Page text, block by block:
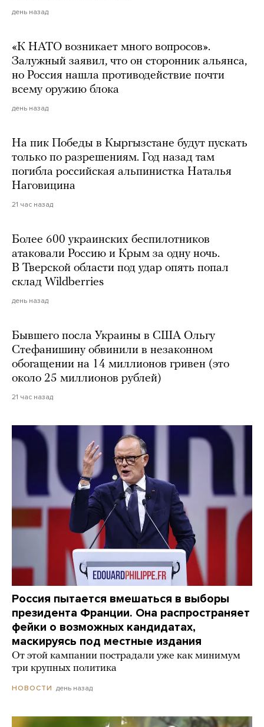
день назад
«К НАТО возникает много вопросов».
Залужный заявил, что он сторонник альянса,
но Россия нашла противодействие почти
всему оружию блока
день назад
На пик Победы в Кыргызстане будут пускать
только по разрешениям. Год назад там
погибла российская альпинистка Наталья
Наговицина
21 час назад
Более 600 украинских беспилотников
атаковали Россию и Крым за одну ночь.
В Тверской области под удар опять попал
склад Wildberries
день назад
Бывшего посла Украины в США Ольгу
Стефанишину обвинили в незаконном
обогащении на 14 миллионов гривен (это
около 25 миллионов рублей)
21 час назад
Россия пытается вмешаться в выборы
президента Франции. Она распространяет
фейки о возможных кандидатах,
маскируясь под местные издания
От этой кампании пострадали уже как минимум
три крупных политика
НОВОСТИ день назад